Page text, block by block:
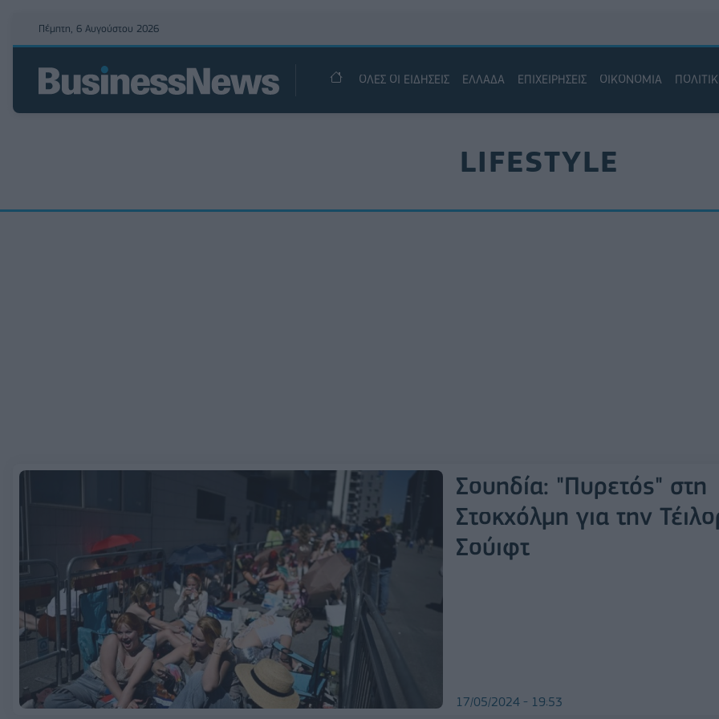
Πέμπτη, 6 Αυγούστου 2026
ΟΛΕΣ ΟΙ ΕΙΔΗΣΕΙΣ ΕΛΛΑΔΑ ΕΠΙΧΕΙΡΗΣΕΙΣ ΟΙΚΟΝΟΜΙΑ
LIFESTYLE
Σουηδία: "Πυρετός" στη
Στοκχόλμη για την
Σούιφτ
17/05/2024 - 19:53